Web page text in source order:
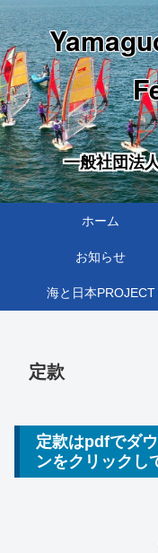
一般社団法
ホーム
お知らせ
海と日本PROJECT
定款
定款はpdfでダ
ンをクリックし